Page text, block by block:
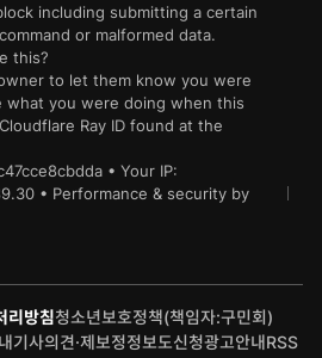
including submitting a certain
or malformed data.
this?
to let them know you were
what you were doing when this
Ray ID found at the
• Your IP:
• Performance & security by
리방침청소년보호정책(책임자:구민회)
기사의견·제보정정보도신청광고안내RSS